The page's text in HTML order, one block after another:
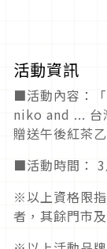
活動資訊
■活動內容：
niko and ... 台
贈送午後紅茶
■活動時間：
※以上資格限
者，其餘門市